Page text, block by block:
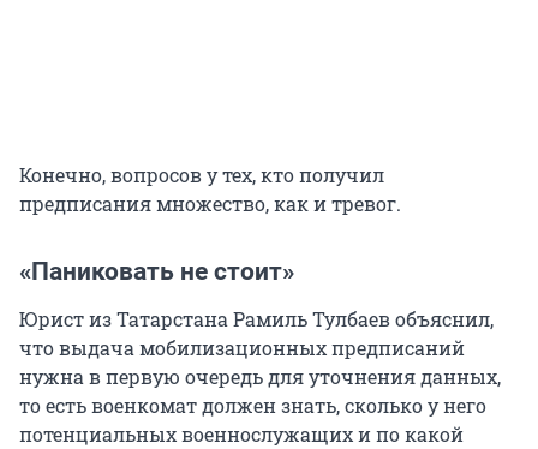
Конечно, вопросов у тех, кто получил
предписания множество, как и тревог.
«Паниковать не стоит»
Юрист из Татарстана Рамиль Тулбаев объяснил,
что выдача мобилизационных предписаний
нужна в первую очередь для уточнения данных,
то есть военкомат должен знать, сколько у него
потенциальных военнослужащих и по какой